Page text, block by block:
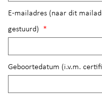
E-mailadres (naar dit
gestuurd)
*
Geboortedatum (i.v.m.